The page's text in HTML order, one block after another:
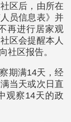
区后，由所在
员信息表》并
再进行居家观
区会提醒本人
社区报告。
期满14天，经
当天或次日直
观察14天的政